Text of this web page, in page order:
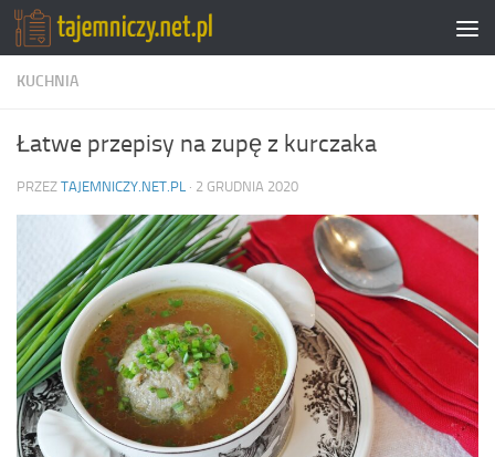
Przejdź do treści
KUCHNIA
Łatwe przepisy na zupę z kurczaka
PRZEZ TAJEMNICZY.NET.PL · 2 GRUDNIA 2020